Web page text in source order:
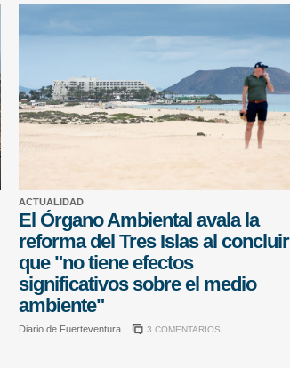
ACTUALIDAD
El Órgano Ambiental avala la
reforma del Tres Islas al concluir
que "no tiene efectos
significativos sobre el medio
ambiente"
Diario de Fuerteventura 3 COMENTARIOS